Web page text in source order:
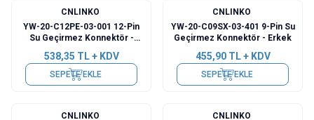
CNLINKO
YW-20-C12PE-03-001 12-Pin
Su Geçirmez Konnektör -
538,35 TL + KDV
SEPETE EKLE
CNLINKO
YW-20-C09SX-03-401 9-Pin Su
Geçirmez Konnektör - Erkek
455,90TL + KDV
SEPETE EKLE
CNLINKO CNLINKO